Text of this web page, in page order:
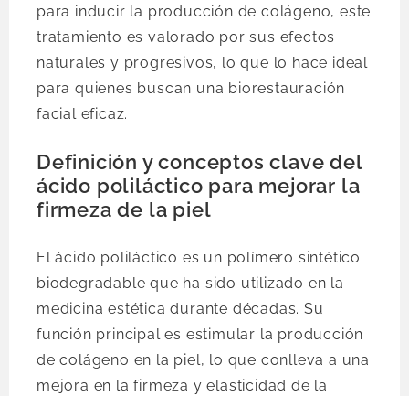
para inducir la producción de colágeno, este
tratamiento es valorado por sus efectos
naturales y progresivos, lo que lo hace ideal
para quienes buscan una biorestauración
facial eficaz.
Definición y conceptos clave del
ácido poliláctico para mejorar la
firmeza de la piel
El ácido poliláctico es un polímero sintético
biodegradable que ha sido utilizado en la
medicina estética durante décadas. Su
función principal es estimular la producción
de colágeno en la piel, lo que conlleva a una
mejora en la firmeza y elasticidad de la